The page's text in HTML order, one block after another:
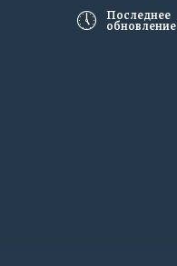
🕔 Последнее
обновление